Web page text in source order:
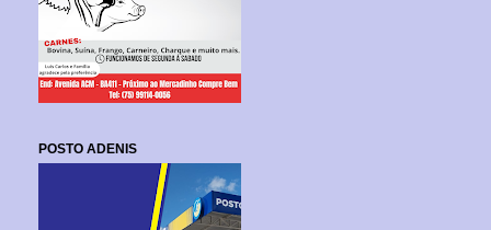
POSTO ADENIS